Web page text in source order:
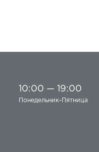
10:00 — 19:00
Понедельник-Пятница